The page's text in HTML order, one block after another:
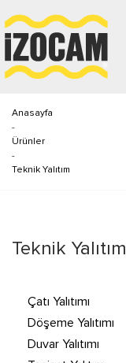
Anasayfa
-
Ürünler
-
Teknik Yalıtım
Teknik Yalıtım
Çatı Yalıtımı
Döşeme Yalıtımı
Duvar Yalıtımı